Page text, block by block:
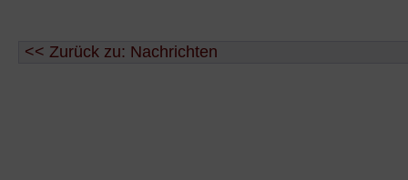
<< Zurück zu: Nachrichten